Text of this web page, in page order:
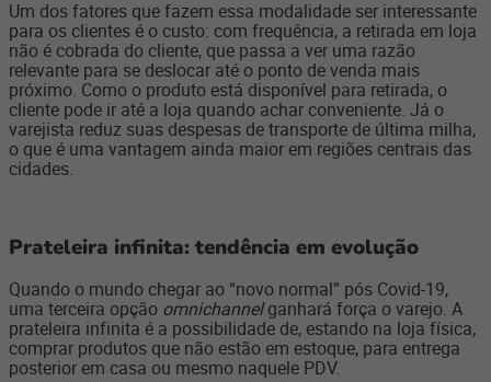
Um dos fatores que fazem essa modalidade ser interessante
para os clientes é o custo: com frequência, a retirada em loja
não é cobrada do cliente, que passa a ver uma razão
relevante para se deslocar até o ponto de venda mais
próximo. Como o produto está disponível para retirada, o
cliente pode ir até a loja quando achar conveniente. Já o
varejista reduz suas despesas de transporte de última milha,
o que é uma vantagem ainda maior em regiões centrais das
cidades.
Prateleira infinita: tendência em evolução
Quando o mundo chegar ao “novo normal” pós Covid-19,
uma terceira opção omnichannelganhará força o varejo. A
prateleira infinita é a possibilidade de, estando na loja física,
comprar produtos que não estão em estoque, para entrega
posterior em casa ou mesmo naquele PDV.